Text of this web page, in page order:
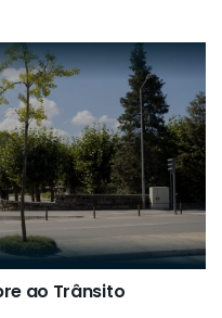
ao Trânsito